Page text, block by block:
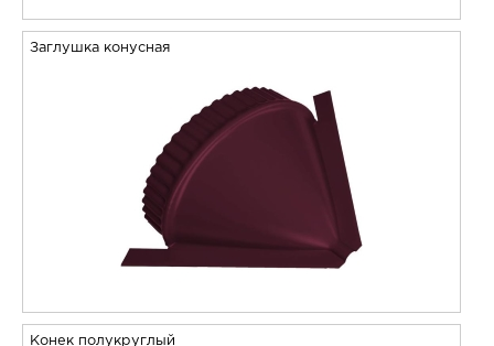
Заглушка конусная
Конек полукруглый